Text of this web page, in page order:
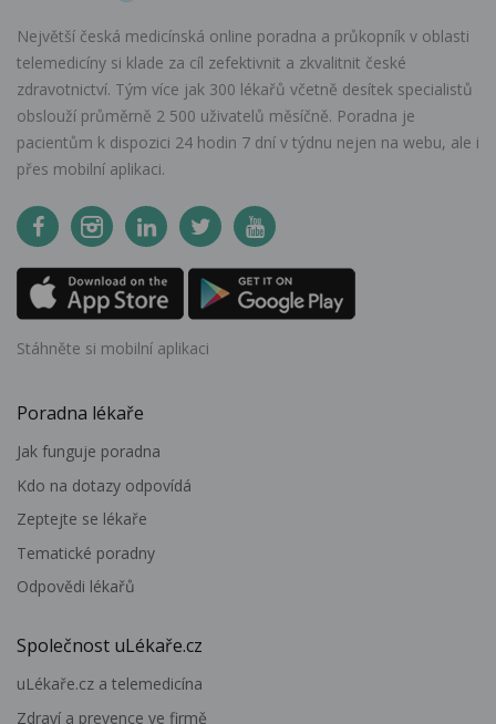
Největší česká medicínská online poradna a průkopník v oblasti
telemedicíny si klade za cíl zefektivnit a zkvalitnit české
zdravotnictví. Tým více jak 300 lékařů včetně desítek specialistů
obslouží průměrně 2 500 uživatelů měsíčně. Poradna je
pacientům k dispozici 24 hodin 7 dní v týdnu nejen na webu, ale i
přes mobilní aplikaci.
Stáhněte si mobilní aplikaci
Poradna lékaře
Jak funguje poradna
Kdo na dotazy odpovídá
Zeptejte se lékaře
Tematické poradny
Odpovědi lékařů
Společnost uLékaře.cz
uLékaře.cz a telemedicína
Zdraví a prevence ve firmě